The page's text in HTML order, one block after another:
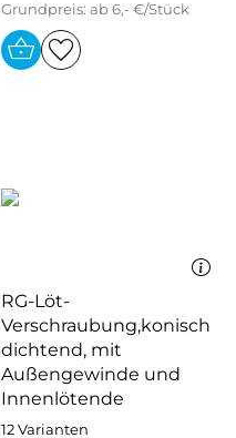
Grundpreis: ab 6,- €/Stück
RG-Löt-
Verschraubung,konisch
dichtend, mit
Außengewinde und
Innenlötende
12 Varianten